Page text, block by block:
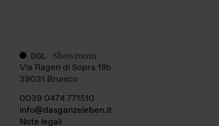
DGL Showroom
Via Ragen di Sopra 18b
39031 Brunico
0039 0474 771510
info@dasganzeleben.it
Note legali